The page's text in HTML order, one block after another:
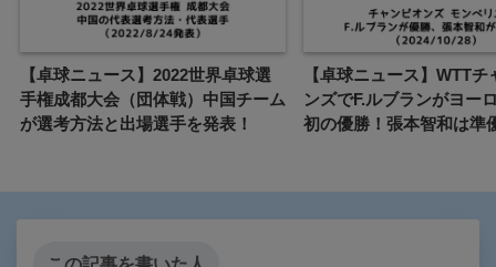
【卓球ニュース】2022世界卓球選
手権成都大会（団体戦）中国チーム
が選考方法と出場選手を発表！
【卓球ニュース】WTTチ
ンズでF.ルブランがヨー
初の優勝！張本智和は準